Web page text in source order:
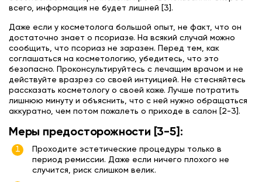
всего, информация не будет лишней [3].
Даже если у косметолога большой опыт, не факт, что он
достаточно знает о псориазе. На всякий случай можно
сообщить, что псориаз не заразен. Перед тем, как
соглашаться на косметологию, убедитесь, что это
безопасно. Проконсультируйтесь с лечащим врачом и не
действуйте вразрез со своей интуицией. Не стесняйтесь
рассказать косметологу о своей коже. Лучше потратить
лишнюю минуту и объяснить, что с ней нужно обращаться
аккуратно, чем потом пожалеть о приходе в салон [2-3].
Меры предосторожности [3-5]:
Проходите эстетические процедуры только в
период ремиссии. Даже если ничего плохого не
случится, риск слишком велик.